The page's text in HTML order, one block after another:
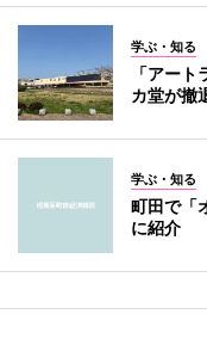
学ぶ・知る
「アー
カ堂が撤
学ぶ・知る
町田で「
に紹介